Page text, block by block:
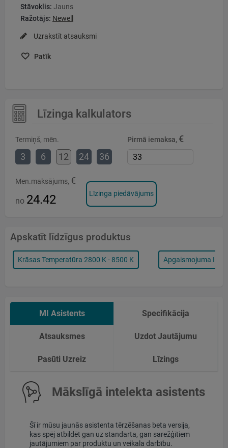
Stāvoklis: Jauns
Ražotājs: Newell
Uzrakstīt atsauksmi
Patīk
Līzinga kalkulators
Termiņš, mēn.
3 6 12 24 36
Pirmā iemaksa, €
Men.maksājums, €
no 24.42 Līzinga piedāvājums
Apskatīt līdzīgus produktus
Krāsas Temperatūra 2800 K - 8500 K Apgaismojuma
MI Asistents Specifikācija
Atsauksmes Uzdot Jautājumu
Pasūti Uzreiz Līzings
Mākslīgā intelekta asistents
Šī ir mūsu jaunās asistenta tērzēšanas beta versija,
kas spēj atbildēt gan uz standarta, gan sarežģītiem
jautājumiem par produktu un veikala darbību.